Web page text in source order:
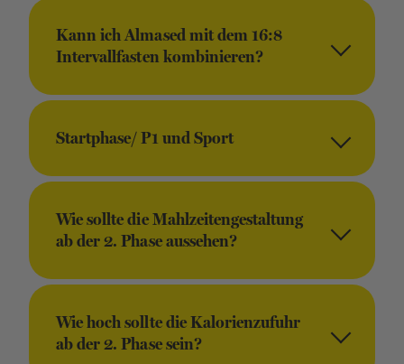
Kann ich Almased mit dem 16:8
Intervallfasten kombinieren?
Startphase/ P1 und Sport
Wie sollte die Mahlzeitengestaltung
ab der 2. Phase aussehen?
Wie hoch sollte die Kalorienzufuhr
ab der 2. Phase sein?